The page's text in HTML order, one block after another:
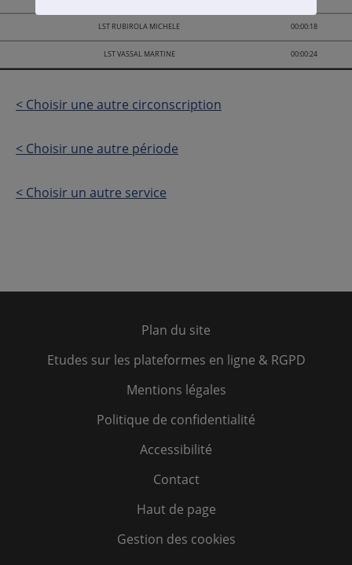
LST RUBIROLA MICHELE 00:00:18
LST VASSAL MARTINE 00:00:24
< Choisir une autre circonscription
< Choisir une autre période
< Choisir un autre service
Plan du site
Etudes sur les plateformes en ligne & RGPD
Mentions légales
Politique de confidentialité
Accessibilité
Contact
Haut de page
Gestion des cookies